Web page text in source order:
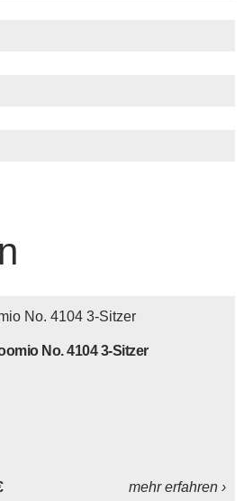
No. 4104 3-Sitzer
mehr erfahren ›